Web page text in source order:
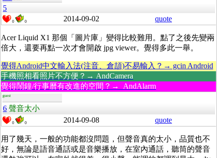
5
0 0 2014-09-02 quote
Acer Liquid X1 那個「圖片庫」變得比較難用。點了之後先變兩
倍大，還要再點一次才會開啟 jpg viewer。覺得多此一舉。
覺得Android中文輸入法(注音、倉頡)不易輸入？→ gcin Android
手機照相看照片不方便？→ AndCamera
覺得鬧鐘/行事曆有改進的空間？→ AndAlarm
guest
6 聲音太小
0 0 2014-09-08 quote
用了幾天，一般的功能都沒問題，但聲音真的太小，品質也不
好，無論是語音通話或是音樂播放，在室內通話，聽筒的聲音